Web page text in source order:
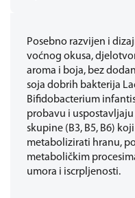
Posebno razvijen i
voćnog okusa,
aroma i boja, bez
soja dobrih bakterija
Bifidobacterium
probavu i
skupine (B3, B5, B6)
metabolizirati hranu,
metaboličkim
umora i iscrpljenosti.